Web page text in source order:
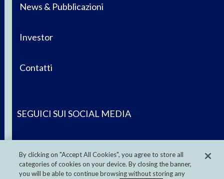
News & Pubblicazioni
Investor
Contatti
SEGUICI SUI SOCIAL MEDIA
By clicking on "Accept All Cookies", you agree to store all
categories of cookies on your device. By closing the banner,
you will be able to continue browsing without storing any